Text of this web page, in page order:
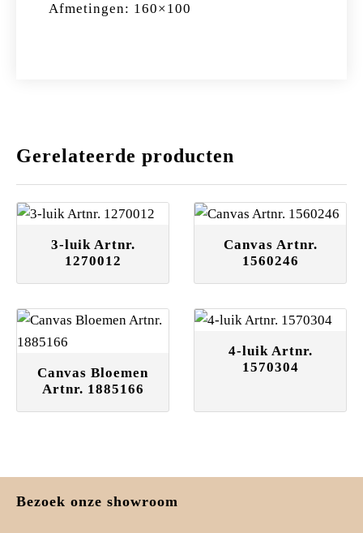
Afmetingen: 160×100
Gerelateerde producten
3-luik Artnr.
1270012
Canvas Artnr.
1560246
Canvas Bloemen
Artnr. 1885166
4-luik Artnr.
1570304
Bezoek onze showroom